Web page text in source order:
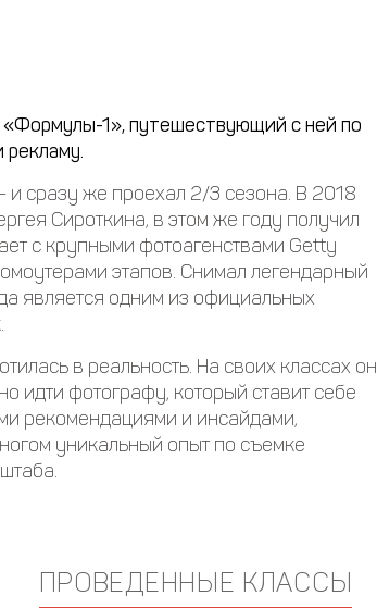
1», путешествующий с ней по
сразу же проехал 2/3 сезона. В 2018
Сироткина, в этом же году получил
с крупными фотоагенствами Getty
этапов. Снимал легендарный
является одним из официальных
в реальность. На своих классах он
идти фотографу, который ставит себе
рекомендациями и инсайдами,
уникальный опыт по съемке
ПРОВЕДЕННЫЕ КЛАССЫ